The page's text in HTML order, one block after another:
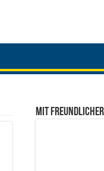
Mit